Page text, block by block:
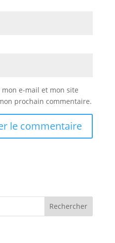
e-mail et mon site
prochain commentaire.
Rechercher